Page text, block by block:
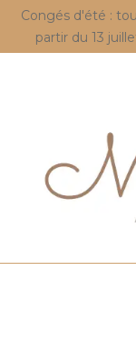
Congés d'été :
partir du 13